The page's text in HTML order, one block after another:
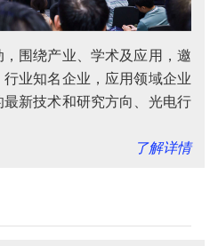
围绕产业、学术及应用，邀
业知名企业，应用领域企业
新技术和研究方向、光电行
了解详情